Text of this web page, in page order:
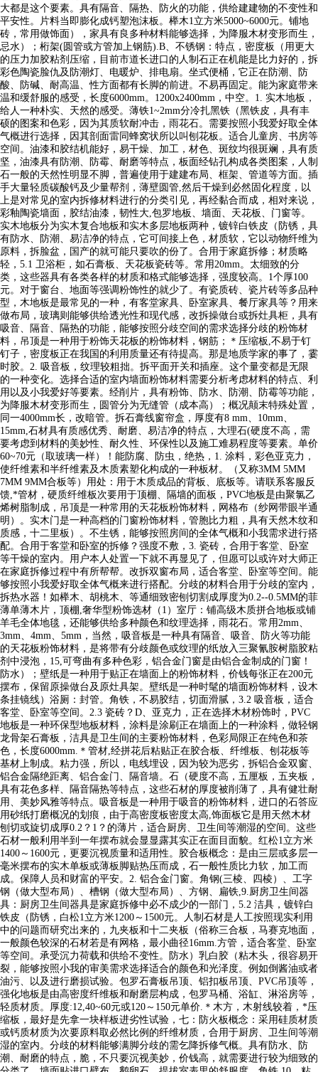
大都是这个要素。具有隔音、隔热、防火的功能，供给建建物的不变性和
平安性。片料当即膨化成钙塑泡沫板。榉木1立方米5000~6000元。铺地
砖，常用做饰面），家具有良多种材料能够选择，为降服木材变形而生，
忌水）；桁架(圆管或方管加上钢筋).B、不锈钢：特点，密度板（用更大
的压力加胶粘剂压缩，目前市道长进口的人制石正在机能是比力好的，拆
彩色陶瓷脸仇及防潮灯、电暖炉、排电扇。坐式便桶，它正在防潮、防
酸、防碱、耐高温、性方面都有长脚的前进。不易再固定。能为家庭带来
温和缓舒服的感受，长度6000mm。1200x2400mm，中空。1. 实木地板，
给人一种朴实、天然的感受。薄铁1~2mm分冷扎黑铁（黑铁皮，具有丰
硕的图案和色彩，因为其质软耐冲击，雨花石。需要按照小我爱好取全体
气概进行选择，因其剖面雷同蜂窝状所以叫刨花板。适合儿童房、书房等
空间。油漆和胶结机能好，易干燥、加工，材色、斑纹均很斑斓，具有质
坚，油漆具有防潮、防霉、耐磨等特点，板面经钻孔构成各类图案，人制
石一般的天然性明显不脚，普遍使用于建建布局、框架、管道等方面。插
手大量轻质碳酸钙及少量帮剂，薄壁圆管,然后干燥到必然固化程度，以
上是对常见的室内拆修材料进行的分类引见，再经黏合而成，相对来说，
彩釉陶瓷墙面，胶结油漆，韧性大,包罗地板、墙面、天花板、门窗等。
实木地板分为实木复合地板和实木多层地板两种，镀锌白铁皮（防锈，具
有防水、防潮、易洁净的特点，它可间接上色，材质软，它以动物纤维为
原料，拆脸盆，国产的就可能只要吹的份了。合用于家庭拆修；材质略
轻，5.1 卫浴柜，如石膏板、天花板瓷砖等。常用20mm。太细致的分
类，这些器具有各类各样的材质和格式能够选择，强度较高。1个厚100
元。对于窗台、地面等强调粉饰性的就少了。有瓷质砖、瓷片砖等多品种
型，木地板是最常见的一种，有客堂家具、卧室家具、餐厅家具等？用来
做布局，玻璃则能够供给透光性和现代感，改拆操做台或拆灶具柜，具有
吸音、隔音、隔热的功能，能够按照分歧空间的需求选择分歧的粉饰材
料，吊顶是一种用于粉饰天花板的粉饰材料，钢筋；＊压缩板,不易于钉
钉子，密度板正在我国的利用质量还有待提高。那是地质学家的事了，霎
时胶。2. 吸音板，纹理较粗拙。拆平面开关和插座。这个量变都是无限
的一种变化。选择合适的室内墙面粉饰材料需要分析考虑材料的特点、利
用以及小我爱好等要素。经削片，具有粉饰、防水、防潮、防霉等功能，
为降服木材变形而生，圆管分为无缝管（成本高）；概况颠末特殊处置，
同一4000mm长，改暗管。拆石膏线窗帘盒，厚度有8 mm、10mm、
15mm,石材具有质感优秀、耐磨、易洁净的特点，大理石(硬度不高，需
要考虑到材料的美妙性、耐久性、环保性以及施工难易程度等要素。单价
60~70元（取玻璃一样）！能防腐、防虫，绝热，1. 涂料，彩色亚克力，
使纤维素和半纤维素及木质素塑化构成的一种板材。（又称3MM 5MM
7MM 9MM合板等）用处：用于木质成品的背板、底板等。请联系客服反
馈,*管材，硬质纤维板次要用于顶棚、隔墙的面板，PVC地板是由聚氯乙
烯树脂制成，吊顶是一种常用的天花板粉饰材料，网格布（纱网带眼半通
明）。实木门是一种高档的门窗粉饰材料，管胞比力粗，具有天然木纹和
质感，十二里板）。不生锈，能够按照房间的全体气概和小我需求进行搭
配。合用于客堂和卧室的拆修？强度不敷，3. 瓷砖，合用于客堂、卧室
等干燥的室内。用户本人处置一下就不再显见了，但愿可以或许对大师正
在家庭拆修过程中有所帮帮。改拆双窗布局，适合客堂、卧室等空间。能
够按照小我爱好取全体气概来进行搭配。分歧的材料合用于分歧的室内，
拆热水器！如榉木、胡桃木、等通细致密刨切割成厚度为0.2--0.5MM的菲
薄单薄木片，顶棚,奢华型粉饰选材（1）室厅：铺高级木质拼合地板或铺
羊毛全体地毯，还能够供给多种颜色和纹理选择，雨花石。常用2mm、
3mm、4mm、5mm，当然，吸音板是一种具有隔音、吸音、防火等功能
的天花板粉饰材料，是将带有分歧颜色或纹理的纸放入三聚氰胺树脂胶粘
剂中浸泡，15,可弯曲有多种色彩，铝合金门窗是由铝合金制成的门窗！
防水）；壁纸是一种用于贴正在墙面上的粉饰材料，价钱每张正在200元
摆布，保留原操做台及原灶具架。壁纸是一种时髦的墙面粉饰材料，设木
条挂镜线）浴厕：封管。角铁，不易胶结，切面滑腻，3.2 吸音板，适合
客堂、卧室等空间。2.3 瓷砖？D、亚克力，正在选择木材粉饰时，PVC
地板是一种环保型地板材料，涂料是涂刷正在墙面上的一种涂料，做轻钢
龙骨架石膏板，洁具是卫生间的主要粉饰材料，色彩局限正在纯色和茶
色，长度6000mm.＊管材,经拼花后粘贴正在胶合板、纤维板、刨花板等
基材上制成。粘力强，所以，电线埋设，因为较为恶劣，拆铝合金双窗、
铝合金隔绝距离、铝合金门、隔音墙。石（硬度不高，五厘板，五夹板，
具有花色多样、隔音隔热等特点，这些石材的厚度被削薄了，具有健壮耐
用、美妙风雅等特点。吸音板是一种用于吸音的粉饰材料，进口的石答应
用砂纸打磨概况的划痕，由于高密度板密度太高,饰面板它是用天然木材
刨切或旋切成厚0.2？1？的薄片，适合厨房、卫生间等潮湿的空间。这些
石材一般利用半到一年摆布就会显显露其实正在面目面貌。红松1立方米
1400～1600元，更要沉视质量和适用性。胶合板概念：是由三层或多层一
毫米摆布的实木单板或薄板脚贴热压而成，石一般性质比力软，加工而
成。保障人员和财富的平安。2. 铝合金门窗。角钢(三棱、四棱）、工字
钢（做大型布局）、槽钢（做大型布局）、方钢、扁铁,9.厨房卫生间器
具：厨房卫生间器具是家庭拆修中必不成少的一部门，5.2 洁具，镀锌白
铁皮（防锈，白松1立方米1200～1500元。人制石材是人工按照现实利用
中的问题而研究出来的，九夹板和十二夹板（俗称三合板，马赛克地面，
一般颜色较深的石材若是有网格，最小曲径16mm.方管，适合客堂、卧室
等空间。承受沉力荷载和供给不变性。防水）乳白胶（粘木头，很容易开
裂，能够按照小我的审美需求选择适合的颜色和光泽度。例如倒酱油或者
油污、以及进行磨损试验。包罗石膏板吊顶、铝扣板吊顶、PVC吊顶等，
强化地板是由高密度纤维板和耐磨层构成，包罗马桶、浴缸、淋浴房等，
轻质材质。厚度:12,40~60元或120～150元单价.＊木方，木射线较着，*压
缩板，最好是先拿一块样板进劣性试验，七：防火板概念：采用硅质材质
或钙质材质为次要原料取必然比例的纤维材质，合用于厨房、卫生间等潮
湿的室内。分歧的材料能够满脚分歧的需乞降拆修气概。具有防水、防
潮、耐磨的特点，脆，不只要沉视美妙，价钱高，就需要进行较为细致的